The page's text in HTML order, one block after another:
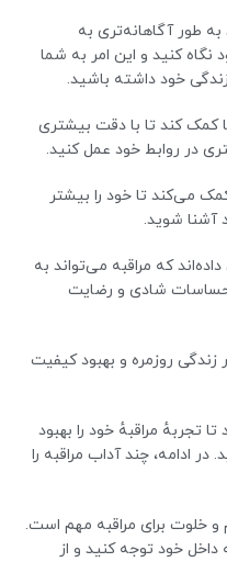
به طور آگاهانه‌تری به
کنید و این امر به شما
خود داشته باشید.
کمک کند تا با دقت بیشتری
در روابط خود عمل کنید.
می‌کند تا خود را بیشتر
آشنا شوید.
که مراقبه می‌تواند به
شادی و رضایت
زندگی روزمره و بهبود کیفیت
تجربهٔ مراقبهٔ خود را بهبود
ادامه، چند آداب مراقبه را
و خلوت برای مراقبه مهم است.
خود توجه کنید و از